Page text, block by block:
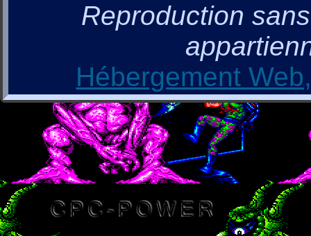
Reproduction
Hébergement